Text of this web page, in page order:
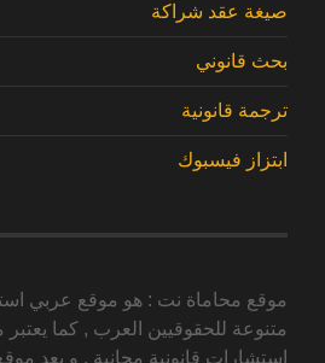
صيغة عقد شراكة
بحث قانوني
ترجمة قانونية
ابتزاز فيسبوك
موقع محاماة نت : هو موقع عربي
متنوعة للحقوقيين العرب , كما
استشارات قانونية مجانية , و يعد